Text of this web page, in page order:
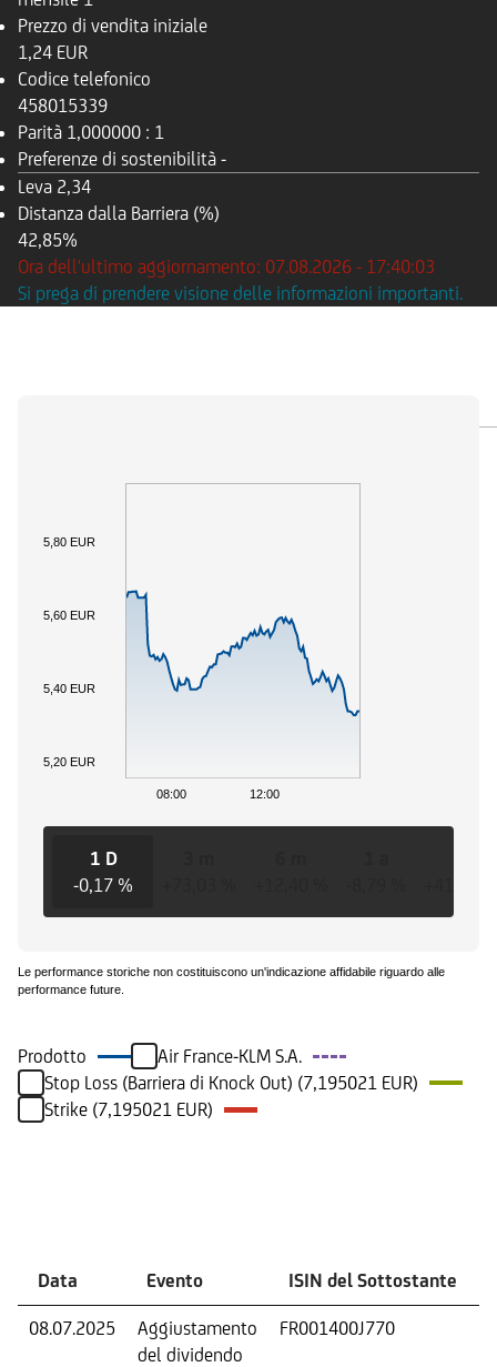
Prezzo di vendita iniziale
1,24 EUR
Codice telefonico
458015339
Parità 1,000000 : 1
Preferenze di sostenibilità -
Leva 2,34
Distanza dalla Barriera (%)
42,85%
Ora dell'ultimo aggiornamento: 07.08.2026 - 17:40:03
Si prega di prendere visione delle informazioni importanti.
08:00 12:00
5,20 EUR
5,40 EUR
5,60 EUR
5,80 EUR
1 D
-0,17 %
Le performance storiche non costituiscono un'indicazione affidabile riguardo alle
performance future.
Prodotto
Air France-KLM S.A.
Stop Loss (Barriera di Knock Out) (7,195021 EUR)
Strike (7,195021 EUR)
Data Evento ISIN del Sottostante
08.07.2025
Aggiustamento
del dividendo
FR001400J770